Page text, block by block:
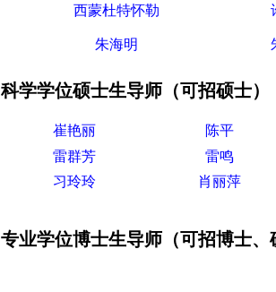
西蒙杜特怀勒
朱海明
科学学位硕士生导师（可招硕士）
崔艳丽 陈平
雷群芳
雷鸣
习玲玲
肖丽萍
专业学位博士生导师（可招博士、